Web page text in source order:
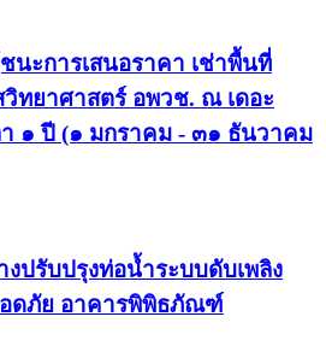
นะการเสนอราคา เช่าพื้นที่
ทยาศาสตร์ อพวช. ณ เดอะ
า ๑ ปี (๑ มกราคม - ๓๑ ธันวาคม
งปรับปรุงท่อน้ำระบบดับเพลิง
ดภัย อาคารพิพิธภัณฑ์